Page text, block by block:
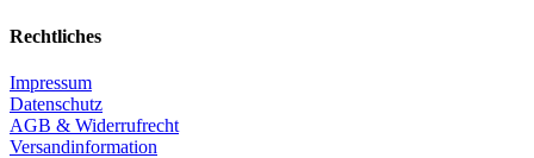
Rechtliches
Impressum
Datenschutz
AGB & Widerrufrecht
Versandinformation